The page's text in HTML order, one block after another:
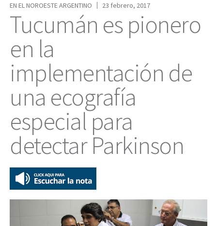
EN EL NOROESTE ARGENTINO
23 febrero, 2017
Tucumán es pionero
en la
implementación de
una ecografía
especial para
detectar Parkinson